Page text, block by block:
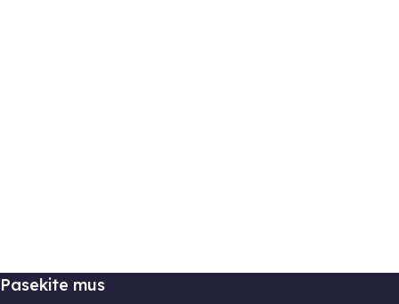
Pasekite mus